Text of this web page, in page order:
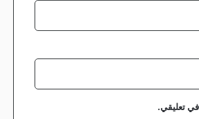
في تعليقي.